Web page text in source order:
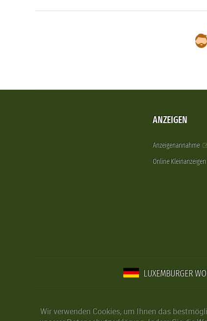
ANZEIGEN
Anzeigenannahme
Online Kleinanzeigen
LUXEMBURGER
Wir verwenden Cookies, um Ihnen das